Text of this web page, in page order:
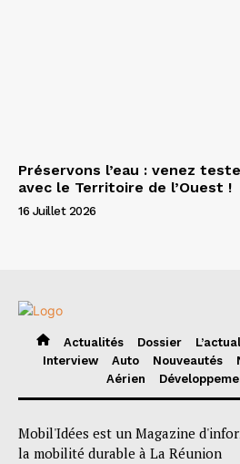
Préservons l’eau : venez
avec le Territoire de l’Ouest !
16 Juillet 2026
Actualités Dossier
Interview
Auto Nouveautés
Aérien
Mobil'Idées est un Magazine
la mobilité durable à La Réunion